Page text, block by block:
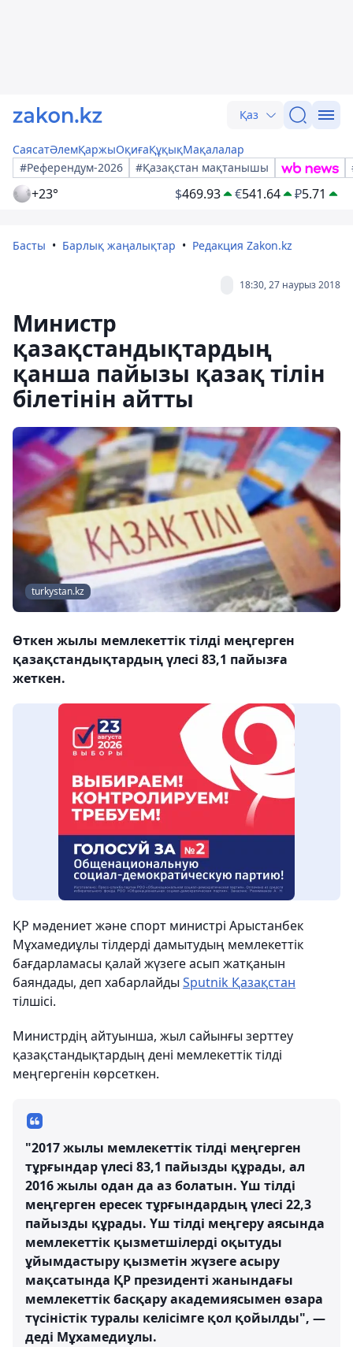
Қаз
СаясатӘлемҚаржыОқиғаҚұқықМақалалар
#Референдум-2026
#Қазақстан мақтанышы
+23° $469.93 €541.64 ₽5.71
Басты Барлық жаңалықтар Редакция Zakon.kz
18:30, 27 наурыз 2018
Министр
қазақстандықтардың
қанша пайызы қазақ тілін
білетінін айтты
turkystan.kz
Өткен жылы мемлекеттік тілді меңгерген
қазақстандықтардың үлесі 83,1 пайызға
жеткен.
ҚР мәдениет және спорт министрі Арыстанбек
Мұхамедиұлы тілдерді дамытудың мемлекеттік
бағдарламасы қалай жүзеге асып жатқанын
баяндады, деп хабарлайды Sputnik Қазақстан
тілшісі.
Министрдің айтуынша, жыл сайынғы зерттеу
қазақстандықтардың дені мемлекеттік тілді
меңгергенін көрсеткен.
"2017 жылы мемлекеттік тілді меңгерген
тұрғындар үлесі 83,1 пайызды құрады, ал
2016 жылы одан да аз болатын. Үш тілді
меңгерген ересек тұрғындардың үлесі 22,3
пайызды құрады. Үш тілді меңгеру аясында
мемлекеттік қызметшілерді оқытуды
ұйымдастыру қызметін жүзеге асыру
мақсатында ҚР президенті жанындағы
мемлекеттік басқару академиясымен өзара
түсіністік туралы келісімге қол қойылды", —
деді Мұхамедиұлы.